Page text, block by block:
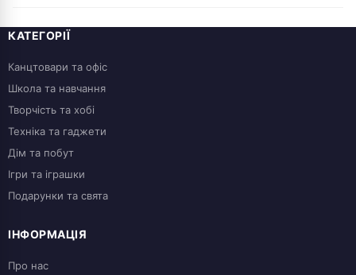
стандартам якості. Продукт безпечний для дітей.
іграшка-сюрприз з колекції персонажів всесвіту Соніка. Це
аксесуар, який порадує фанатів.
КАТЕГОРІЇ
Канцтовари та офіс
Школа та навчання
Творчість та хобі
Техніка та гаджети
Дім та побут
Ігри та іграшки
Подарунки та свята
ІНФОРМАЦІЯ
Про нас